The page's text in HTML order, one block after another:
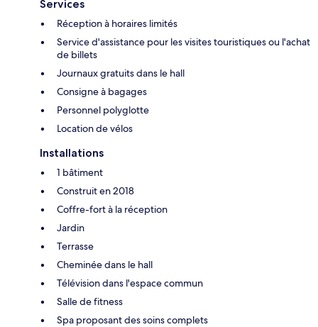
Services
Réception à horaires limités
Service d'assistance pour les visites touristiques ou l'achat
de billets
Journaux gratuits dans le hall
Consigne à bagages
Personnel polyglotte
Location de vélos
Installations
1 bâtiment
Construit en 2018
Coffre-fort à la réception
Jardin
Terrasse
Cheminée dans le hall
Télévision dans l'espace commun
Salle de fitness
Spa proposant des soins complets